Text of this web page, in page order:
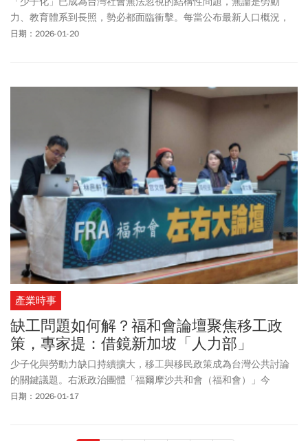
力、教育體系到長照，勢必都面臨衝擊。每當公布最新人口概況，
國內PTT論壇總會掀起熱議，顯見民眾對台灣少子化問題的擔憂。然
日期：2026-01-20
產業時事
缺工問題如何解？福和會論壇聚焦移工政
策，專家提：借鏡新加坡「人力部」
少子化與勞動力缺口持續擴大，移工與移民政策成為台灣公共討論
的關鍵議題。右派政治團體「福爾摩沙共和會（福和會）」今
（17）日舉辦「左右大論壇」系列第三場，聚焦「移工與移民」，
日期：2026-01-17